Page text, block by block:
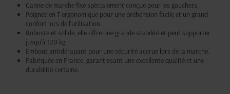
Canne de marche fixe spécialement conçue pour les gauchers.
Poignée en T ergonomique pour une préhension facile et un grand
confort lors de l'utilisation.
Robuste et solide, elle offre une grande stabilité et peut supporter
jusqu'à 120 kg.
Embout antidérapant pour une sécurité accrue lors de la marche.
Fabriquée en France, garantissant une excellente qualité et une
durabilité certaine.